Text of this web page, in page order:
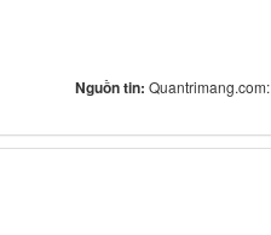
Nguồn tin:Quantrimang.com: